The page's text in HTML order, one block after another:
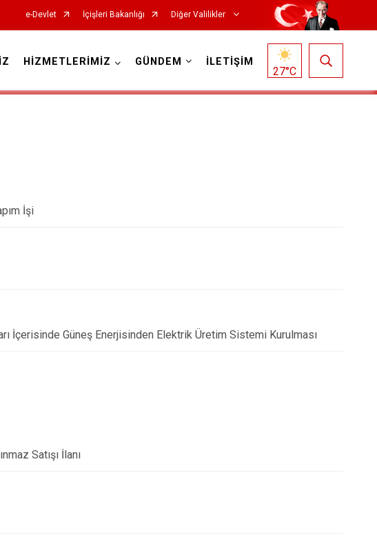
e-Devlet İçişleri Bakanlığı Diğer Valilikler
HİZMETLERİMİZ GÜNDEM İLETİŞİM
27°C
İşi
İçerisinde Güneş Enerjisinden Elektrik Üretim Sistemi Kurulması
Satışı İlanı